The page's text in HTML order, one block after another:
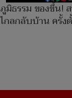
ภูมิธรรม ของขึ้น!
ไกลกลับบ้าน ครั้ง